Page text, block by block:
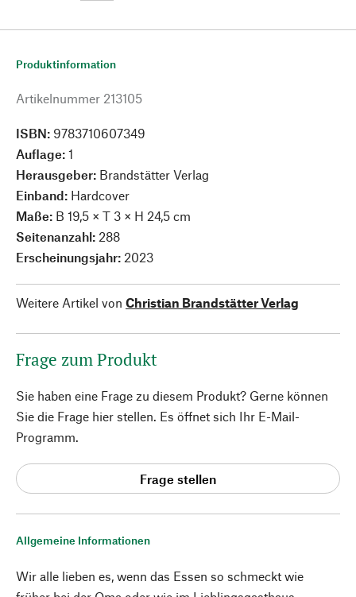
Allgemeine Informationen
Wir alle lieben es, wenn das Essen so schmeckt wie
Produktinformation
Artikelnummer 213105
ISBN: 9783710607349
Auflage: 1
Herausgeber: Brandstätter Verlag
Einband: Hardcover
Maße: B 19,5 × T 3 × H 24,5 cm
Seitenanzahl: 288
Erscheinungsjahr: 2023
Weitere Artikel von Christian Brandstätter Verlag
Frage zum Produkt
Sie haben eine Frage zu diesem Produkt? Gerne können
Sie die Frage hier stellen. Es öffnet sich Ihr E-Mail-
Programm.
Frage stellen